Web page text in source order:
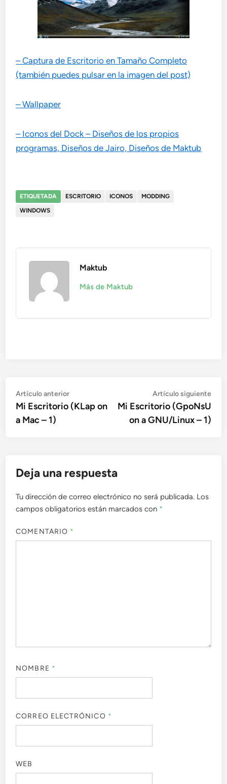
– Captura de Escritorio en Tamaño Completo
(también puedes pulsar en la imagen del post)
– Wallpaper
– Iconos del Dock – Diseños de los propios
programas, Diseños de Jairo, Diseños de Maktub
ETIQUETADA ESCRITORIO ICONOS
MODDING
WINDOWS
Maktub
Más de Maktub
Navegación
de
entradas
Artículo anteriorArtículo
anterior:
Mi Escritorio (KLap on
a Mac – 1)
Artículo siguiente
Mi Escritorio (GpoNsU
on a GNU/Linux – 1)
Deja una respuesta
Tu dirección de correo electrónico no será publicada. Los
campos obligatorios están marcados con *
COMENTARIO *
NOMBRE *
CORREO ELECTRÓNICO *
WEB